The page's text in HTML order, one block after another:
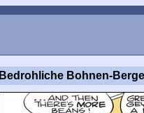
Bedrohliche Bohnen-Berge